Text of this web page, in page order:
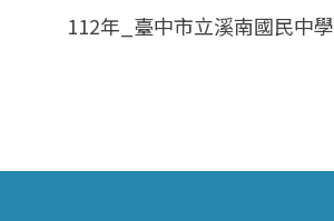
112年_臺中市立溪南國民中學